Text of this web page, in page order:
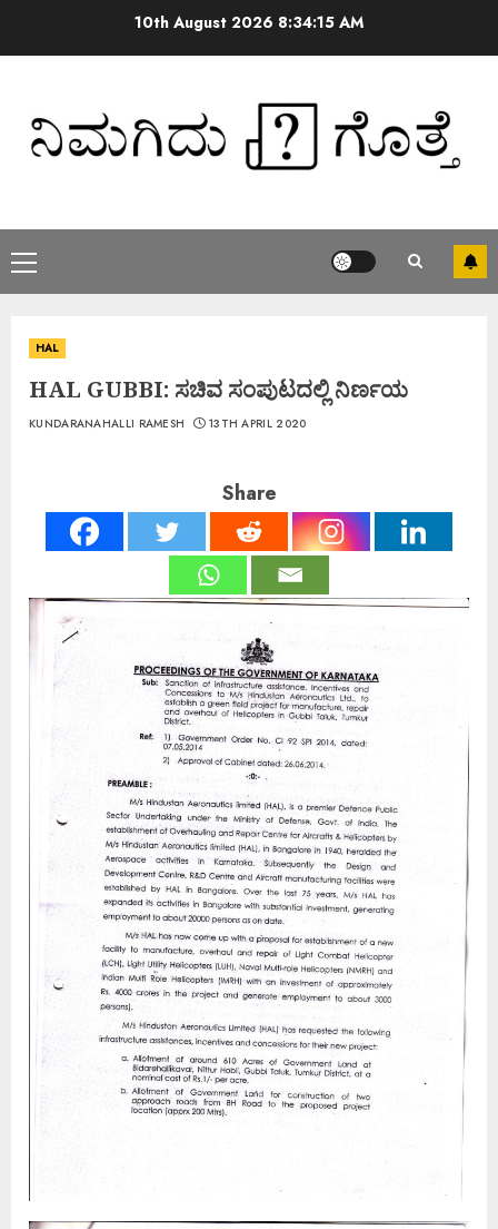
10th August 2026 8:34:16 AM
HAL
HAL GUBBI: ಸಚಿವ ಸಂಪುಟದಲ್ಲಿ ನಿರ್ಣಯ
KUNDARANAHALLI RAMESH 13TH APRIL 2020
Share